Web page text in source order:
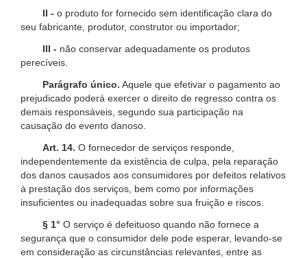
II - o produto for fornecido sem identificação clara do
seu fabricante, produtor, construtor ou importador;
III - não conservar adequadamente os produtos
perecíveis.
Parágrafo único. Aquele que efetivar o pagamento ao
prejudicado poderá exercer o direito de regresso contra os
demais responsáveis, segundo sua participação na
causação do evento danoso.
Art. 14. O fornecedor de serviços responde,
independentemente da existência de culpa, pela reparação
dos danos causados aos consumidores por defeitos relativos
à prestação dos serviços, bem como por informações
insuficientes ou inadequadas sobre sua fruição e riscos.
§ 1° O serviço é defeituoso quando não fornece a
segurança que o consumidor dele pode esperar, levando-se
em consideração as circunstâncias relevantes, entre as